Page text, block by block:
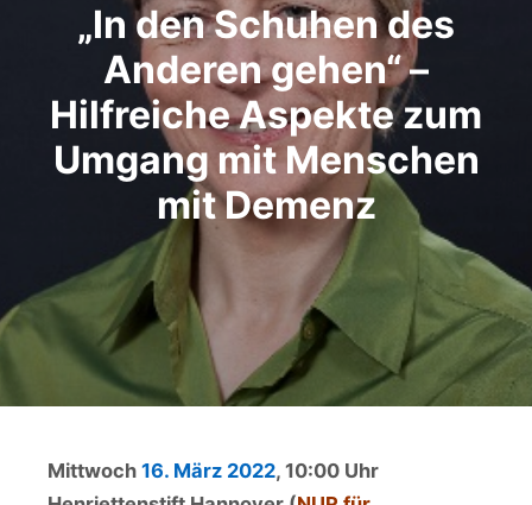
„In den Schuhen des
Anderen gehen“ –
Hilfreiche Aspekte zum
Umgang mit Menschen
mit Demenz
Mittwoch 16. März 2022, 10:00 Uhr